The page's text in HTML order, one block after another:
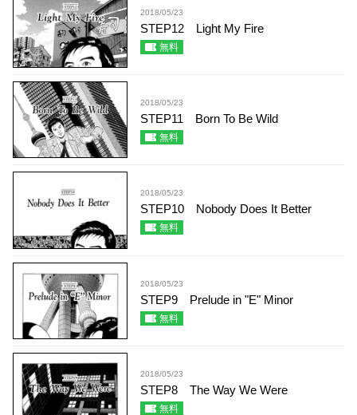
2018/05/23
STEP12 Light My Fire
無料
2018/05/23
STEP11 Born To Be Wild
無料
2018/05/23
STEP10 Nobody Does It Better
無料
2018/05/23
STEP9 Prelude in "E" Minor
無料
2018/05/23
STEP8 The Way We Were
無料